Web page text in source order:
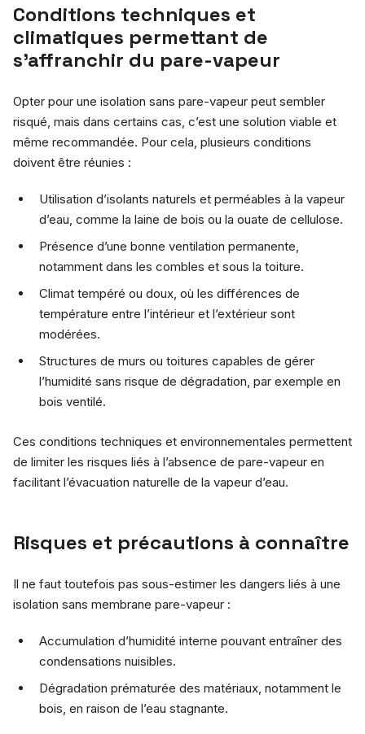
Conditions techniques et
climatiques permettant de
s’affranchir du pare-vapeur
Opter pour une isolation sans pare-vapeur peut sembler
risqué, mais dans certains cas, c’est une solution viable et
même recommandée. Pour cela, plusieurs conditions
doivent être réunies :
Utilisation d’isolants naturels et perméables à la vapeur
d’eau, comme la laine de bois ou la ouate de cellulose.
Présence d’une bonne ventilation permanente,
notamment dans les combles et sous la toiture.
Climat tempéré ou doux, où les différences de
température entre l’intérieur et l’extérieur sont
modérées.
Structures de murs ou toitures capables de gérer
l’humidité sans risque de dégradation, par exemple en
bois ventilé.
Ces conditions techniques et environnementales permettent
de limiter les risques liés à l’absence de pare-vapeur en
facilitant l’évacuation naturelle de la vapeur d’eau.
Risques et précautions à connaître
Il ne faut toutefois pas sous-estimer les dangers liés à une
isolation sans membrane pare-vapeur :
Accumulation d’humidité interne pouvant entraîner des
condensations nuisibles.
Dégradation prématurée des matériaux, notamment le
bois, en raison de l’eau stagnante.